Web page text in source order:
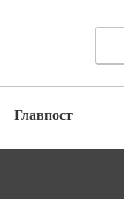
Главпост